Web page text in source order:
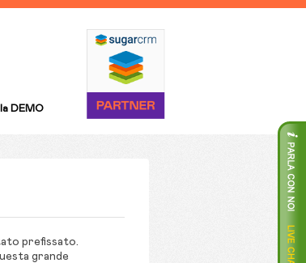
DEMO
prefissato.
grande